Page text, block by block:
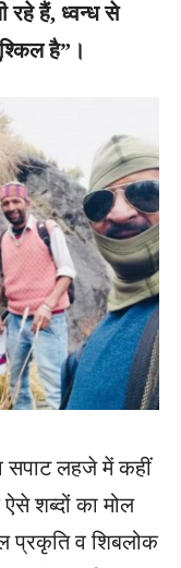
रहे हैं, ध्वन्ध से
है”।
सपाट लहजे में कहीं
शब्दों का मोल
प्रकृति व शिबलोक